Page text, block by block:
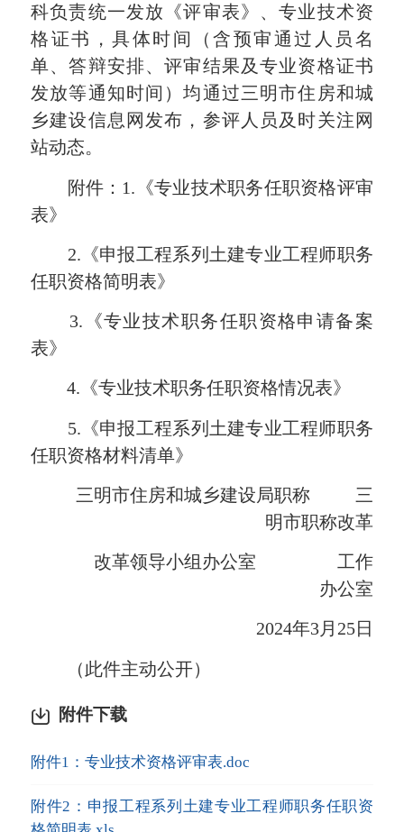
科负责统一发放《评审表》、专业技术资
格证书，具体时间（含预审通过人员名
单、答辩安排、评审结果及专业资格证书
发放等通知时间）均通过三明市住房和城
乡建设信息网发布，参评人员及时关注网
站动态。
附件：1.《专业技术职务任职资格评审
表》
2.《申报工程系列土建专业工程师职务
任职资格简明表》
3.《专业技术职务任职资格申请备案
表》
4.《专业技术职务任职资格情况表》
5.《申报工程系列土建专业工程师职务
任职资格材料清单》
三明市住房和城乡建设局职称 三
明市职称改革
改革领导小组办公室 工作
办公室
2024年3月25日
（此件主动公开）
附件下载
附件1：专业技术资格评审表.doc
附件2：申报工程系列土建专业工程师职务任职资